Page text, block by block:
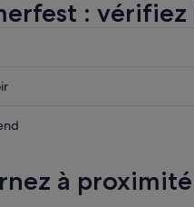
:
à